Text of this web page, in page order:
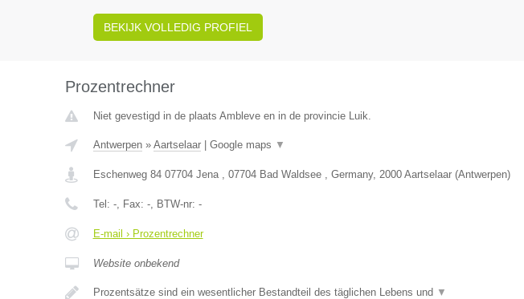
BEKIJK VOLLEDIG PROFIEL
Prozentrechner
Niet gevestigd in de plaats Ambleve en in de provincie Luik.
Antwerpen» Aartselaar| Google maps ▼
Eschenweg 84 07704 Jena , 07704 Bad Waldsee , Germany, 2000 Aartselaar(Antwerpen)
Tel: -, Fax: -, BTW-nr: -
E-mail › Prozentrechner
Website onbekend
Prozentsätze sind ein wesentlicher Bestandteil des täglichen Lebens und ▼